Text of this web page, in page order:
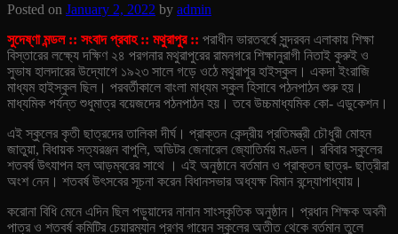
Posted on January 2, 2022 by admin
সুদেষ্ণা মন্ডল :: সংবাদ প্রবাহ :: মথুরাপুর :: পরাধীন ভারতবর্ষে সুন্দরবন এলাকায় শিক্ষা
বিস্তারের লক্ষ্যে দক্ষিণ ২৪ পরগনার মথুরাপুরের রামনগরে শিক্ষানুরাগী নিতাই কুরুই ও
সুভাষ হালদারের উদ্যোগে ১৯২৩ সালে গড়ে ওঠে মথুরাপুর হাইস্কুল। একদা ইংরাজি
মাধ্যম হাইস্কুল ছিল। পরবর্তীকালে বাংলা মাধ্যম স্কুল হিসাবে পঠনপাঠন শুরু হয়।
মাধ্যমিক পর্যন্ত শুধুমাত্র বয়েজদের পঠনপাঠন হয়। তবে উচ্চমাধ্যমিক কো- এডুকেশন।
এই স্কুলের কৃতী ছাত্রদের তালিকা দীর্ঘ। প্রাক্তন কেন্দ্রীয় প্রতিমন্ত্রী চৌধুরী মোহন
জাতুয়া, বিধায়ক সত্যরঞ্জন বাপুলি, অডিটর জেনারেল জ্যোতির্ময় মণ্ডল। রবিবার স্কুলের
শতবর্ষ উৎযাপন হল আড়ম্বরের সাথে । এই অনুষ্ঠানে বর্তমান ও প্রাক্তন ছাত্র- ছাত্রীরা
অংশ নেন। শতবর্ষ উৎসবের সূচনা করেন বিধানসভার অধ্যক্ষ বিমান বন্দ্যোপাধ্যায়।
করোনা বিধি মেনে এদিন ছিল পড়ুয়াদের নানান সাংস্কৃতিক অনুষ্ঠান। প্রধান শিক্ষক অবনী
পাত্র ও শতবর্ষ কমিটির চেয়ারম্যান প্রণব গায়েন স্কুলের অতীত থেকে বর্তমান তুলে